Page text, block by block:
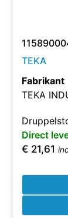
TEKA
Fabrikant
TEKA
Direct
€ 21,61